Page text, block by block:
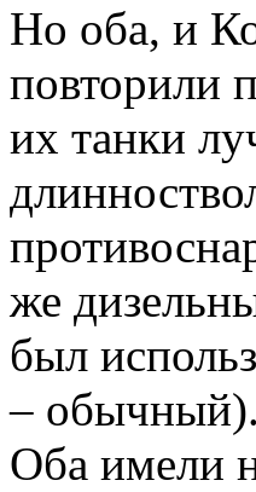
Но оба, и
повторили
их танки
же
был
–
Оба имели